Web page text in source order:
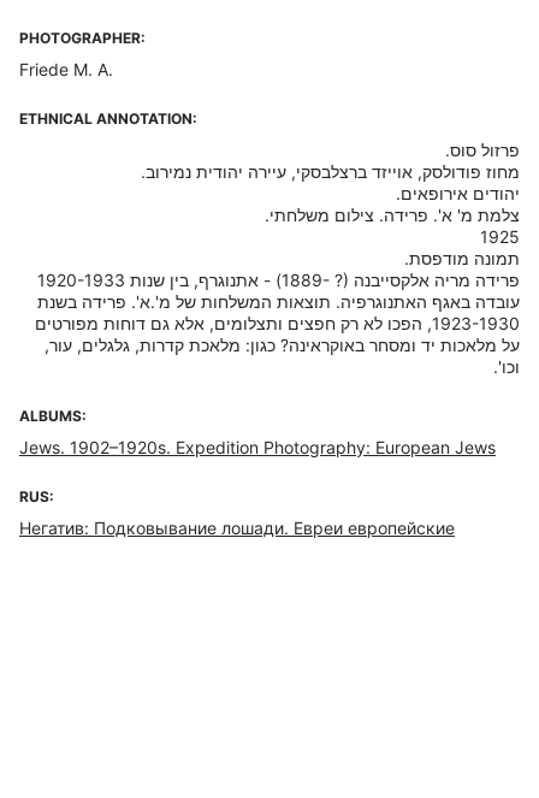
PHOTOGRAPHER:
Friede M. A.
ETHNICAL ANNOTATION:
פרידה מריה אלקסייבנה (? -1889) - אתנוגרף, בין שנות 1920-1933
עובדה באגף האתנוגרפיה. תוצאות המשלחות של מ'.א'. פרידה בשנת
1923-1930, הפכו לא רק חפצים ותצלומים, אלא גם דוחות מפורטים
על מלאכות יד ומסחר באוקראינה? כגון: מלאכת קדרות, גלגלים, עור,
וכו'.
ALBUMS:
Jews. 1902–1920s. Expedition Photography: European Jews
RUS:
Негатив: Подковывание лошади. Евреи европейские